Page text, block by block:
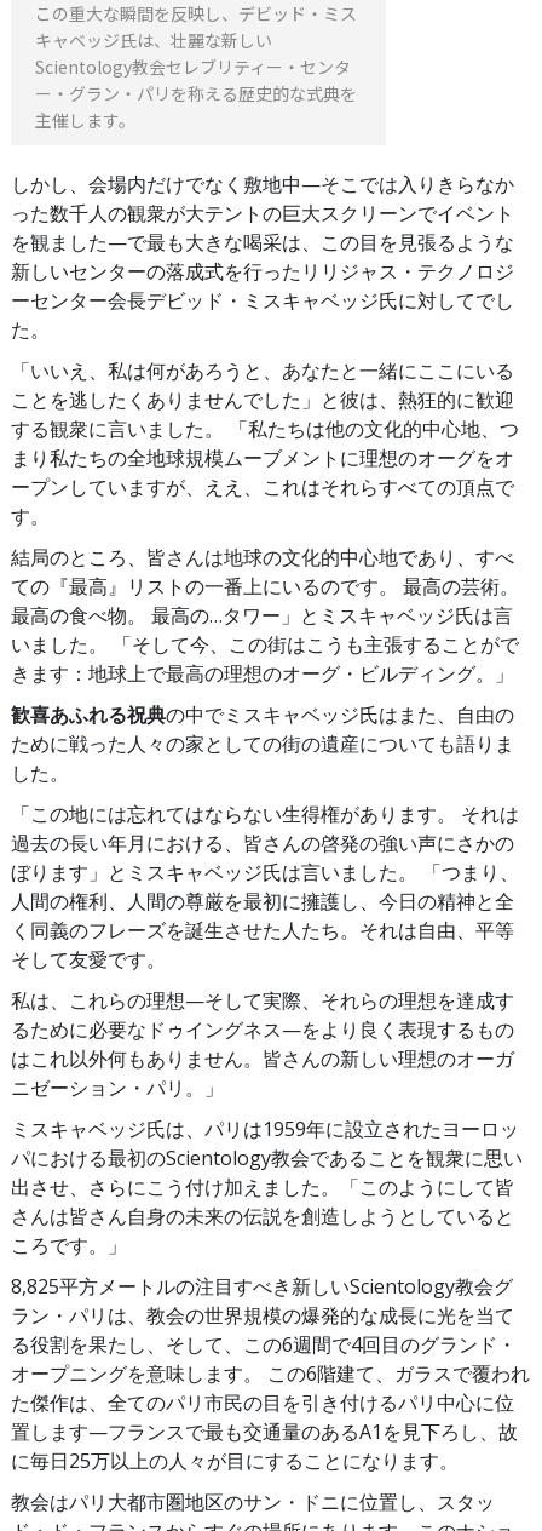
この重大な瞬間を反映し、デビッド・ミス
キャベッジ氏は、壮麗な新しい
Scientology教会セレブリティー・センタ
ー・グラン・パリを称える歴史的な式典を
主催します。
しかし、会場内だけでなく敷地中—そこでは入りきらなか
った数千人の観衆が大テントの巨大スクリーンでイベント
を観ました—で最も大きな喝采は、この目を見張るような
新しいセンターの落成式を行ったリリジャス・テクノロジ
ーセンター会長デビッド・ミスキャベッジ氏に対してでし
た。
「いいえ、私は何があろうと、あなたと一緒にここにいる
ことを逃したくありませんでした」と彼は、熱狂的に歓迎
する観衆に言いました。 「私たちは他の文化的中心地、つ
まり私たちの全地球規模ムーブメントに理想のオーグをオ
ープンしていますが、ええ、これはそれらすべての頂点で
す。
結局のところ、皆さんは地球の文化的中心地であり、すべ
ての『最高』リストの一番上にいるのです。 最高の芸術。
最高の食べ物。 最高の…タワー」とミスキャベッジ氏は言
いました。 「そして今、この街はこうも主張することがで
きます：地球上で最高の理想のオーグ・ビルディング。」
歓喜あふれる祝典の中でミスキャベッジ氏はまた、自由の
ために戦った人々の家としての街の遺産についても語りま
した。
「この地には忘れてはならない生得権があります。 それは
過去の長い年月における、皆さんの啓発の強い声にさかの
ぼります」とミスキャベッジ氏は言いました。 「つまり、
人間の権利、人間の尊厳を最初に擁護し、今日の精神と全
く同義のフレーズを誕生させた人たち。それは自由、平等
そして友愛です。
私は、これらの理想—そして実際、それらの理想を達成す
るために必要なドゥイングネス—をより良く表現するもの
はこれ以外何もありません。皆さんの新しい理想のオーガ
ニゼーション・パリ。」
ミスキャベッジ氏は、パリは1959年に設立されたヨーロッ
パにおける最初のScientology教会であることを観衆に思い
出させ、さらにこう付け加えました。「このようにして皆
さんは皆さん自身の未来の伝説を創造しようとしていると
ころです。」
8,825平方メートルの注目すべき新しいScientology教会グ
ラン・パリは、教会の世界規模の爆発的な成長に光を当て
る役割を果たし、そして、この6週間で4回目のグランド・
オープニングを意味します。 この6階建て、ガラスで覆われ
た傑作は、全てのパリ市民の目を引き付けるパリ中心に位
置します—フランスで最も交通量のあるA1を見下ろし、故
に毎日25万以上の人々が目にすることになります。
教会はパリ大都市圏地区のサン・ドニに位置し、スタッ